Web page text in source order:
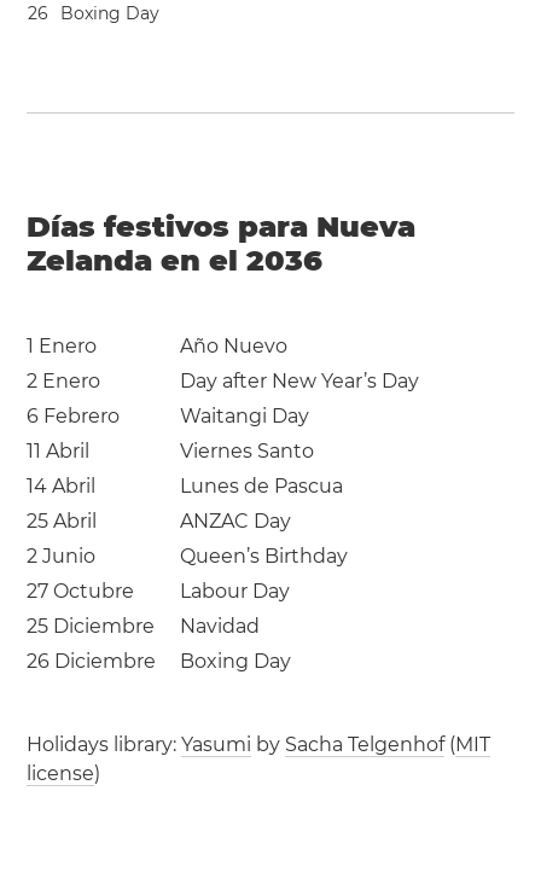
26 Boxing Day
Días festivos para Nueva
Zelanda en el 2036
1 Enero
Año Nuevo
2 Enero
Day after New Year’s Day
6 Febrero
Waitangi Day
11 Abril
Viernes Santo
14 Abril
Lunes de Pascua
25 Abril
ANZAC Day
2 Junio
Queen’s Birthday
27 Octubre
Labour Day
25 Diciembre
Navidad
26 Diciembre
Boxing Day
Holidays library:Yasumi by Sacha Telgenhof(MIT
license)